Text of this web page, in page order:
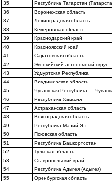
35
Республика Татарстан
36
Воронежская область
37
Ленинградская область
38
Кемеровская область
39
Краснодарский край
40
Красноярский край
41
Саратовская область
42
Эвенкийский автономный округ
43
Удмуртская Республика
44
Владимирская область
45
Чувашская Республика —
46
Республика Хакасия
47
Астраханская область
48
Волгоградская область
49
Республика Марий Эл
50
Псковская область
51
Республика Башкортостан
52
Тульская область
53
Ставропольский край
54
Республика Адыгея (Адыгея)
55
Оренбургская область